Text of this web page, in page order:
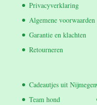
Privacyverklaring
Algemene voorwaarden
Garantie en klachten
Retourneren
Cadeautjes uit Nijmegen
Team hond